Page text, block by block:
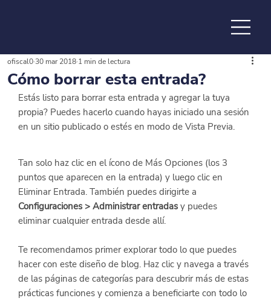
de la
Cómo borrar esta entrada?
ofiscal030 mar 2018 1 min de lectura
Estás listo para borrar esta entrada y agregar la tuya
propia? Puedes hacerlo cuando hayas iniciado una sesión
en un sitio publicado o estés en modo de Vista Previa.
Tan solo haz clic en el ícono de Más Opciones (los 3
puntos que aparecen en la entrada) y luego clic en
Eliminar Entrada. También puedes dirigirte a
Configuraciones > Administrar entradas y puedes
eliminar cualquier entrada desde allí.
Te recomendamos primer explorar todo lo que puedes
hacer con este diseño de blog. Haz clic y navega a través
de las páginas de categorías para descubrir más de estas
prácticas funciones y comienza a beneficiarte con todo lo